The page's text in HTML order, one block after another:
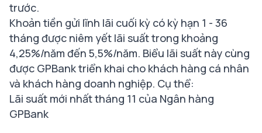
trước.
Khoản tiền gửi lĩnh lãi cuối kỳ có kỳ hạn 1 - 36
tháng được niêm yết lãi suất trong khoảng
4,25%/năm đến 5,5%/năm. Biểu lãi suất này cùng
được GPBank triển khai cho khách hàng cá nhân
và khách hàng doanh nghiệp. Cụ thể:
Lãi suất mới nhất tháng 11 của Ngân hàng
GPBank